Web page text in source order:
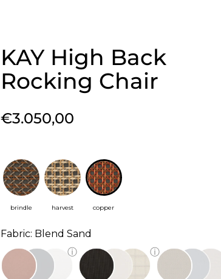
KAY High Back
Rocking Chair
€3.050,00
brindle harvest copper
Fabric: Blend Sand
ⓘ
ⓘ